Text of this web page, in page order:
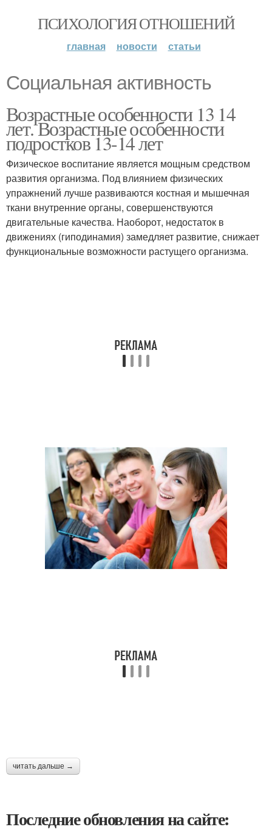
ПСИХОЛОГИЯ ОТНОШЕНИЙ
главная новости статьи
Социальная активность
Возрастные особенности 13 14
лет. Возрастные особенности
подростков 13-14 лет
Физическое воспитание является мощным средством
развития организма. Под влиянием физических
упражнений лучше развиваются костная и мышечная
ткани внутренние органы, совершенствуются
двигательные качества. Наоборот, недостаток в
движениях (гиподинамия) замедляет развитие, снижает
функциональные возможности растущего организма.
читать дальше →
Последние обновления на сайте: